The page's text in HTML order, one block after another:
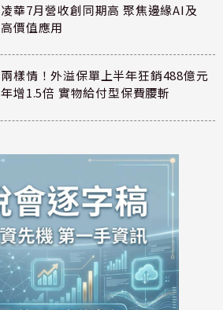
凌華7月營收創同期高 聚焦邊緣AI及
高價值應用
兩樣情！外溢保單上半年狂銷488億元
年增1.5倍 實物給付型保費腰斬